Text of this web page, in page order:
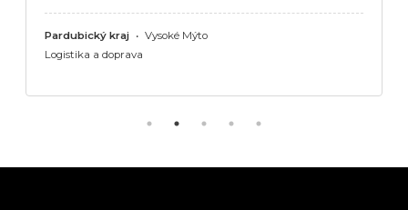
Pardubický kraj • Vysoké Mýto
Logistika a doprava